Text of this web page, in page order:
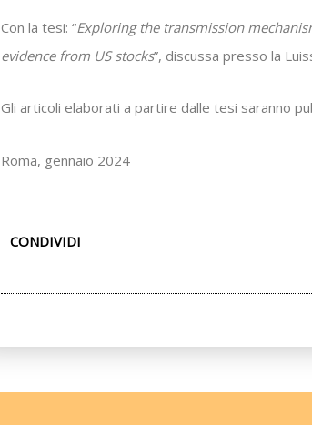
Con la tesi: “Exploring the transmission
evidence from US stocks”, discussa presso la
Gli articoli elaborati a partire dalle tesi saranno
Roma, gennaio 2024
CONDIVIDI